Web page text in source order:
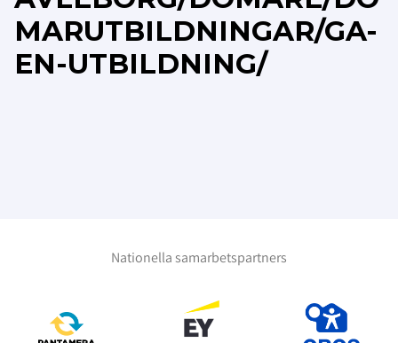
MARUTBILDNINGAR/GA-
EN-UTBILDNING/
Nationella samarbetspartners